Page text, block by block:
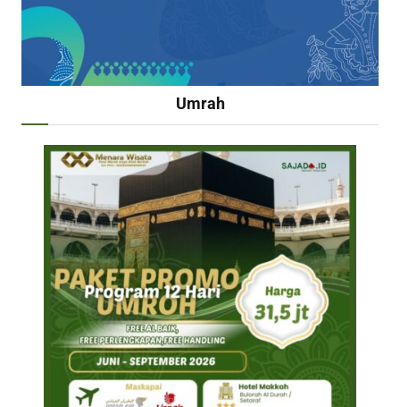
Umrah